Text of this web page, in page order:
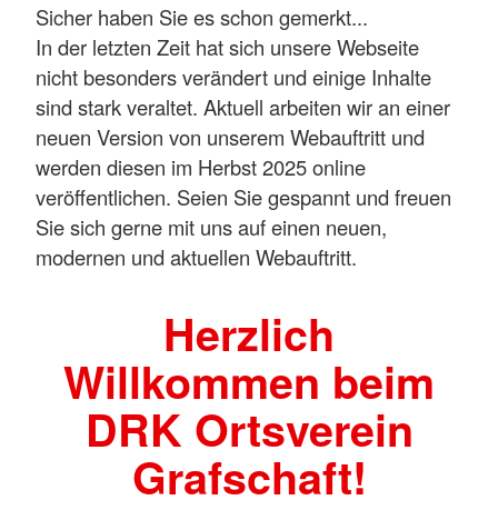
Sicher haben Sie es schon gemerkt...
In der letzten Zeit hat sich unsere Webseite
nicht besonders verändert und einige Inhalte
sind stark veraltet. Aktuell arbeiten wir an einer
neuen Version von unserem Webauftritt und
werden diesen im Herbst 2025 online
veröffentlichen. Seien Sie gespannt und freuen
Sie sich gerne mit uns auf einen neuen,
modernen und aktuellen Webauftritt.
Herzlich
Willkommen beim
DRK Ortsverein
Grafschaft!